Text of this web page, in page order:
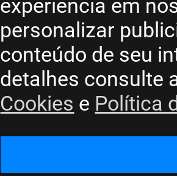
experiência em
personalizar
conteúdo de seu
detalhes consulte
Cookies e Política